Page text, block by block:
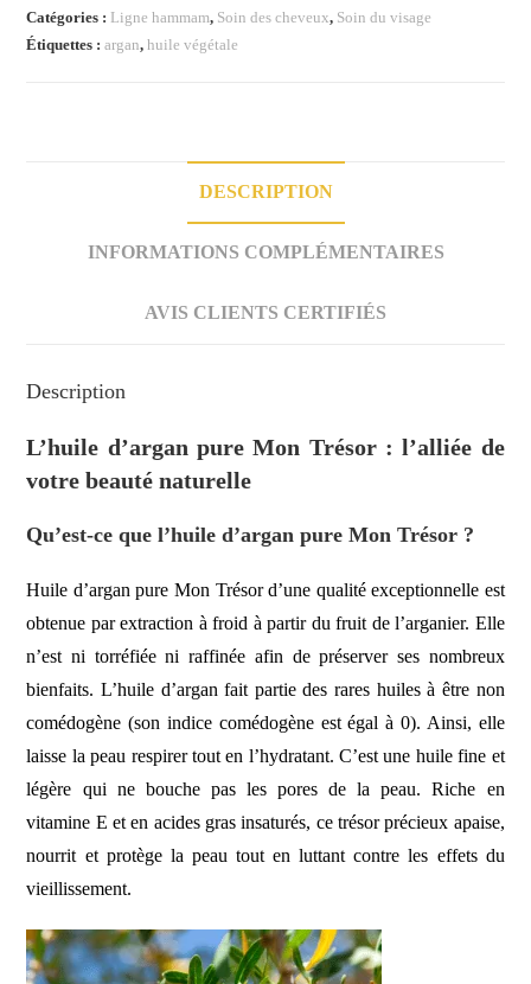
Mon
Trésor
Catégories : Ligne hammam, Soin des cheveux, Soin du visage
Étiquettes :argan,huile végétale
DESCRIPTION
INFORMATIONS COMPLÉMENTAIRES
AVIS CLIENTS CERTIFIÉS
Description
L’huile d’argan pure Mon Trésor : l’alliée de
votre beauté naturelle
Qu’est-ce que l’huile d’argan pure Mon Trésor ?
Huile d’argan pure Mon Trésord’une qualité exceptionnelle est
obtenue par extraction à froid à partir du fruit de l’arganier. Elle
n’est ni torréfiée ni raffinée afin de préserver ses nombreux
bienfaits. L’huile d’argan fait partie des rares huiles à être non
comédogène (son indice comédogène est égal à 0). Ainsi, elle
laisse la peau respirer tout en l’hydratant. C’est une huile fine et
légère qui ne bouche pas les pores de la peau. Riche en
vitamine E et en acides gras insaturés, ce trésor précieux apaise,
nourrit et protège la peau tout en luttant contre les effets du
vieillissement.